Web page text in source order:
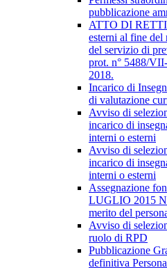
pubblicazione
ATTO DI
esterni al fine del
del servizio di
prot. n° 5488/
2018.
Incarico di
di valutazione
Avviso di
incarico di
interni o esterni
Avviso di
incarico di
interni o esterni
Assegnazione
LUGLIO 2015
merito del
Avviso di
ruolo di RPD
Pubblicazione
definitiva